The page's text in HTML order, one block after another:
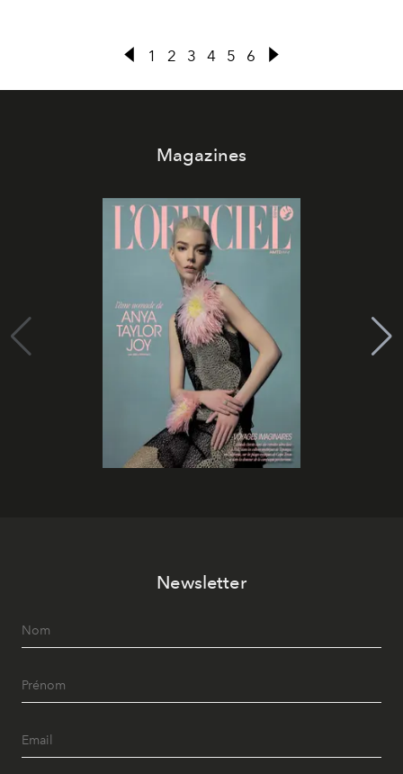
1 2 3 4 5 6
Magazines
Newsletter